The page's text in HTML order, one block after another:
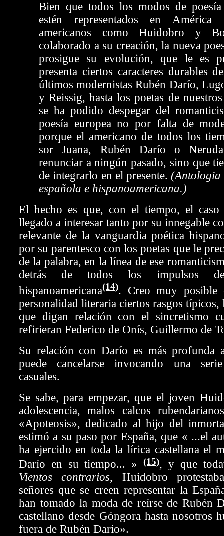
Bien que todos los modos de
estén representados en
americanos como Huidobro y
colaborado a su creación, la nueva
prosigue su evolución, que le es
presenta ciertos caracteres durables
últimos modernistas Rubén Darío,
y Reissig, hasta los poetas de
se ha podido despegar del
poesía europea no por falta de
porque el americano de todos los
sor Juana, Rubén Darío o
renunciar a ningún pasado, sino que
de integrarlo en el presente.(Antologia
española e hispanoamericana.)
El hecho es que, con el tiempo, el
llegado a interesar tanto por su innegable
relevante de la vanguardia poética
por su parentesco con los poetas que le
de la palabra, en la línea de ese
detrás de todos los impulsos
hispanoamericana(14). Creo muy posible
personalidad literaria ciertos rasgos típicos,
que digan relación con el sincretismo
refirieran Federico de Onís, Guillermo de
Su relación con Darío es más profunda
puede cancelarse invocando una
casuales.
Se sabe, para empezar, que el joven
adolescencia, malos calcos
«Apoteosis», dedicado al hijo del
estimó a su paso por España, que « ...el
ha ejercido en toda la lírica castellana el
Darío en su tiempo... »(15), y que
Vientos contrarios, Huidobro
señores que se creen representar la
han tomado la moda de reírse de Rubén
castellano desde Góngora hasta nosotros
fuera de Rubén Darío».